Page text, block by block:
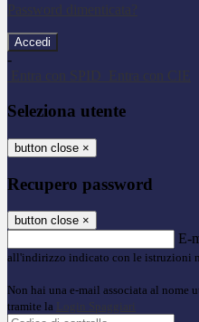
Password dimenticata?
-
Entra con SPID
Entra con CIE
Seleziona utente
button close ×
Recupero password
button close ×
E-
all'indirizzo indicato con le istruzioni
Non hai una e-mail associata al nome
tramite la Login Spaggiari